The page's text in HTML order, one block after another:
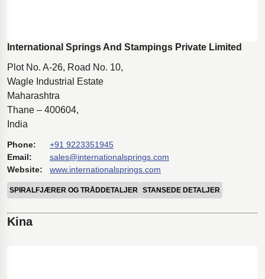
International Springs And Stampings Private Limited
Plot No. A-26, Road No. 10,
Wagle Industrial Estate
Maharashtra
Thane – 400604,
India
Phone:
+91 9223351945
Email:
sales@internationalsprings.com
Website:
www.internationalsprings.com
SPIRALFJÆRER OG TRÅDDETALJER STANSEDE DETALJER
Kina